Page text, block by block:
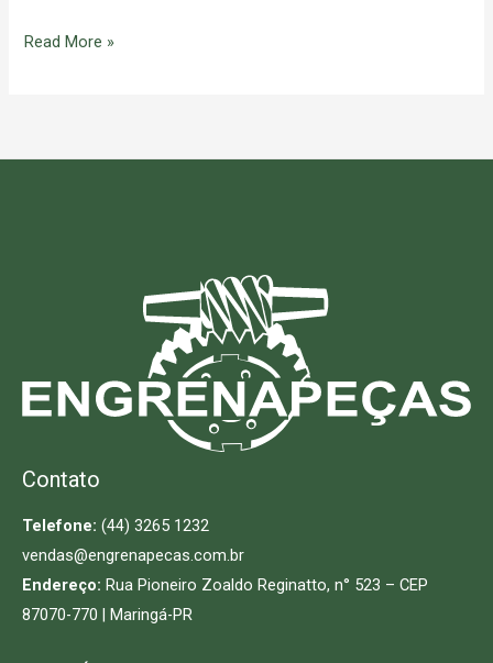
Read More »
Contato
Telefone: (44) 3265 1232
vendas@engrenapecas.com.br
Endereço: Rua Pioneiro Zoaldo Reginatto, n° 523 – CEP
87070-770 | Maringá-PR